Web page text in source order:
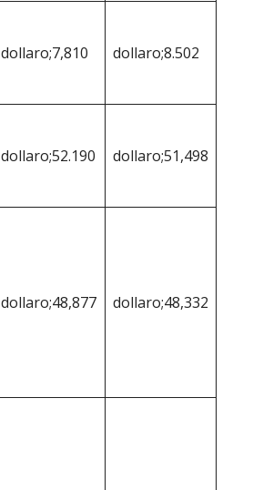
dollaro;7,810 dollaro;8.502
dollaro;52.190 dollaro;51,498
dollaro;48,877 dollaro;48,332